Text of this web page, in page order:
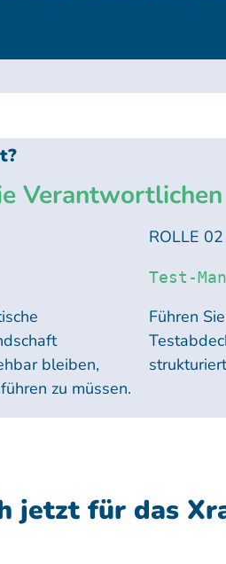
bleiben,
zu müssen.
ROLLE 02
Test-
Führen
jetzt für das